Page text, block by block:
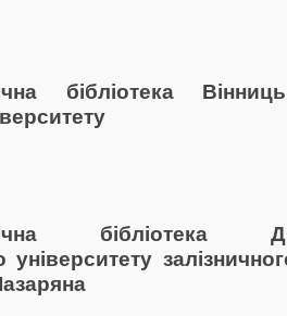
бібліотека
бібліотека
університету